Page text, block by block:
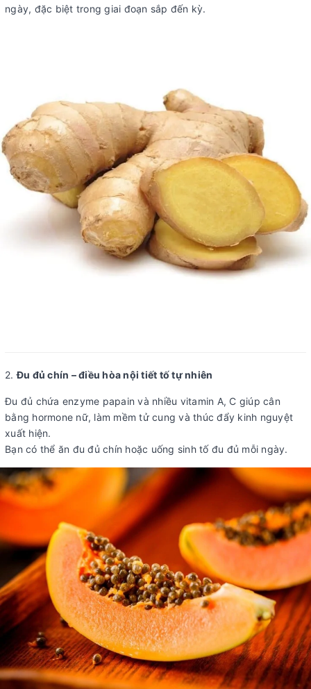
ngày, đặc biệt trong giai đoạn sắp đến kỳ.
2.Đu đủ chín – điều hòa nội tiết tố tự nhiên
Đu đủ chứa enzyme papain và nhiều vitamin A, C giúp cân
bằng hormone nữ, làm mềm tử cung và thúc đẩy kinh nguyệt
xuất hiện.
Bạn có thể ăn đu đủ chín hoặc uống sinh tố đu đủ mỗi ngày.